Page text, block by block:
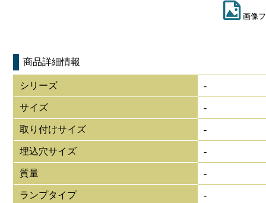
画像
商品詳細情報
シリーズ -
サイズ -
取り付けサイズ -
埋込穴サイズ -
質量 -
ランプタイプ -